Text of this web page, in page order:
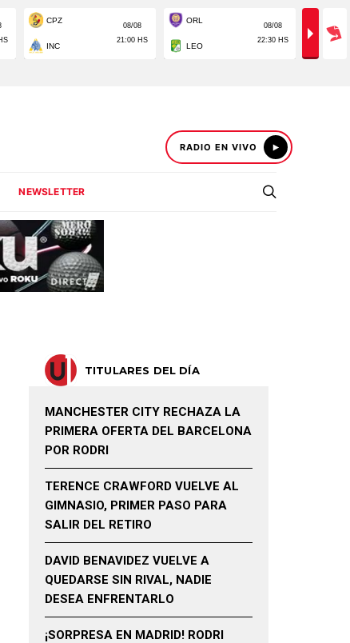
RADIO EN VIVO
NEWSLETTER
TITULARES DEL DÍA
MANCHESTER CITY RECHAZA LA
PRIMERA OFERTA DEL BARCELONA
POR RODRI
TERENCE CRAWFORD VUELVE AL
GIMNASIO, PRIMER PASO PARA
SALIR DEL RETIRO
DAVID BENAVIDEZ VUELVE A
QUEDARSE SIN RIVAL, NADIE
DESEA ENFRENTARLO
¡SORPRESA EN MADRID! RODRI